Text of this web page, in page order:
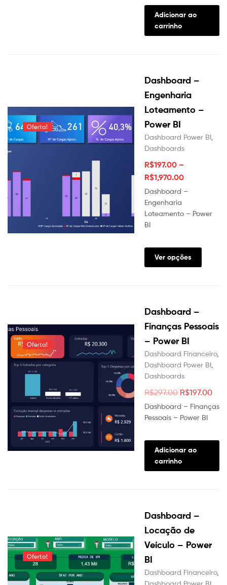
Adicionar ao
carrinho
Oferta!
Dashboard –
Engenharia
Loteamento –
Power BI
Dashboard Power BI
Dashboards
R$197.00 –
R$1,970.00
Dashboard –
Engenharia
Loteamento – Power
BI
Ver opções
tem
podem
na
página
produto
Oferta!
Dashboard –
Finanças Pessoais
– Power BI
Dashboard Financeiro,
Dashboard Power BI
Dashboards
R$297.00 O
preço
original
R$297.00.
R$197.00O
Dashboard – Finanças
Pessoais – Power BI
Adicionar ao
carrinho
Oferta!
Dashboard –
Locação de
Veículo – Power
BI
Dashboard Financeiro,
Dashboard Power BI